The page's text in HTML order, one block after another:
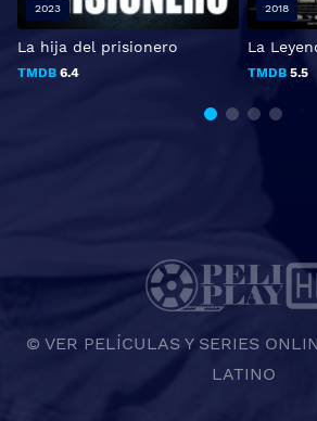
La hija del prisionero
TMDB 6.4
2023
La
TMDB 5.5
2018
© VER PELÍCULAS Y SERIES
LATINO